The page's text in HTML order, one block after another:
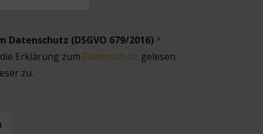
Datenschutz (DSGVO 679/2016) *
Erklärung zum Datenschutz gelesen
zu.